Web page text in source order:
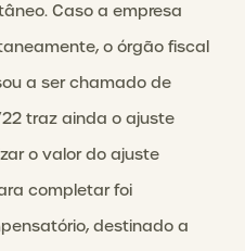
Caso a empresa
o órgão fiscal
a ser chamado de
22 traz ainda o ajuste
o valor do ajuste
completar foi
destinado a